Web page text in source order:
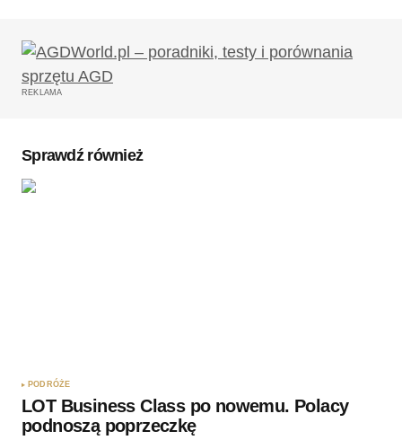
Twój adres email nie zostanie opublikowany.
Wymagane pola są oznaczone
Wyślij komentarz
REKLAMA
Sprawdź również
PODRÓŻE
LOT Business Class po nowemu. Polacy
podnoszą poprzeczkę